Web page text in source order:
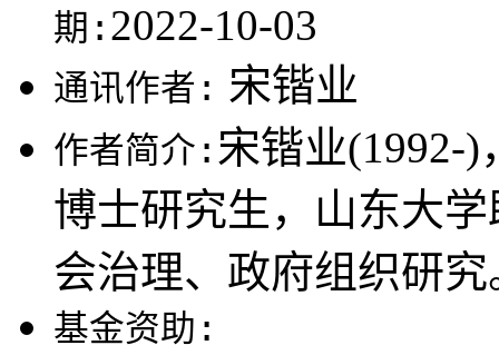
期: 2022-10-03
通讯作者: 宋锴业
作者简介: 宋锴业(1992-
博士研究生，山东大
会治理、政府组织研究
基金资助: